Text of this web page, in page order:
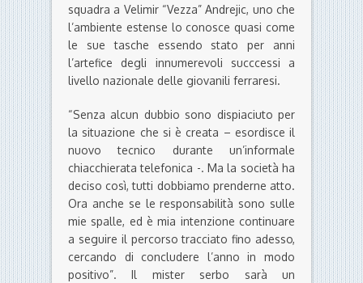
squadra a Velimir “Vezza” Andrejic, uno che
l’ambiente estense lo conosce quasi come
le sue tasche essendo stato per anni
l’artefice degli innumerevoli succcessi a
livello nazionale delle giovanili ferraresi.
“Senza alcun dubbio sono dispiaciuto per
la situazione che si è creata – esordisce il
nuovo tecnico durante un’informale
chiacchierata telefonica -. Ma la società ha
deciso così, tutti dobbiamo prenderne atto.
Ora anche se le responsabilità sono sulle
mie spalle, ed è mia intenzione continuare
a seguire il percorso tracciato fino adesso,
cercando di concludere l’anno in modo
positivo”. Il mister serbo sarà un